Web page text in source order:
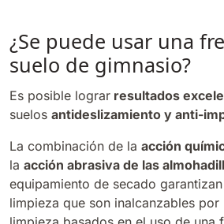
¿Se puede usar una
suelo de gimnasio?
Es posible lograr resultados
suelos antideslizamiento y anti-
La combinación de la acción
la acción abrasiva de las
equipamiento de secado
limpieza que son inalcanzables